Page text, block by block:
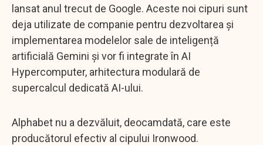
lansat anul trecut de Google. Aceste noi cipuri sunt
deja utilizate de companie pentru dezvoltarea și
implementarea modelelor sale de inteligență
artificială Gemini și vor fi integrate în AI
Hypercomputer, arhitectura modulară de
supercalcul dedicată AI-ului.
Alphabet nu a dezvăluit, deocamdată, care este
producătorul efectiv al cipului Ironwood.